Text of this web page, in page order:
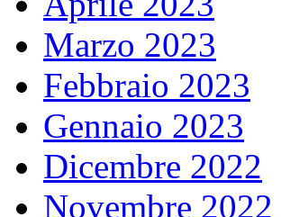
Marzo 2023
Febbraio 2023
Gennaio 2023
Dicembre 2022
Novembre 2022